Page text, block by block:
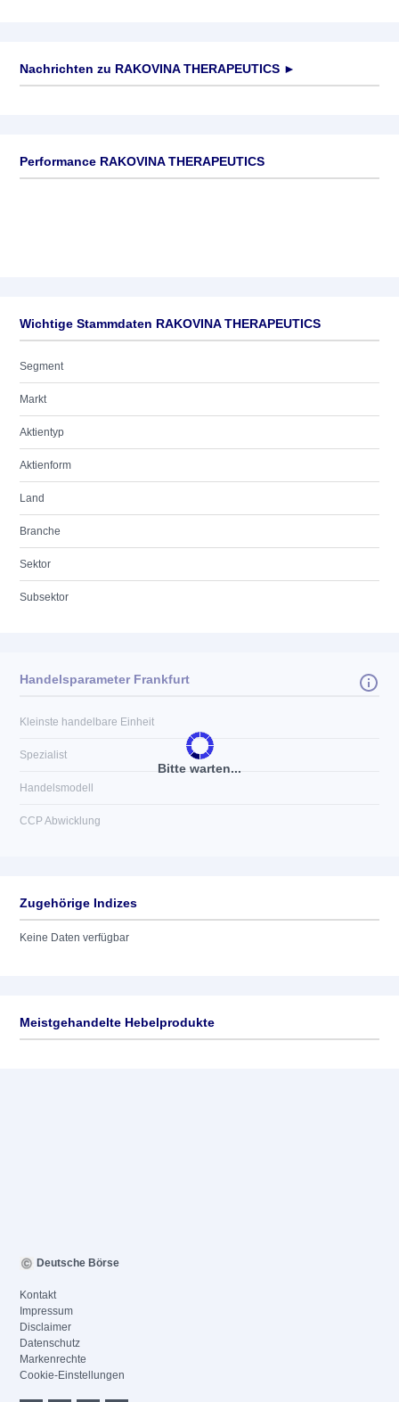
Nachrichten zu RAKOVINA THERAPEUTICS ►
Performance RAKOVINA THERAPEUTICS
Wichtige Stammdaten RAKOVINA THERAPEUTICS
Segment
Markt
Aktientyp
Aktienform
Land
Branche
Sektor
Subsektor
Bitte warten...
Handelsparameter Frankfurt
Kleinste handelbare Einheit
Spezialist
Handelsmodell
CCP Abwicklung
Zugehörige Indizes
Keine Daten verfügbar
Meistgehandelte Hebelprodukte
Deutsche Börse
Kontakt
Impressum
Disclaimer
Datenschutz
Markenrechte
Cookie-Einstellungen